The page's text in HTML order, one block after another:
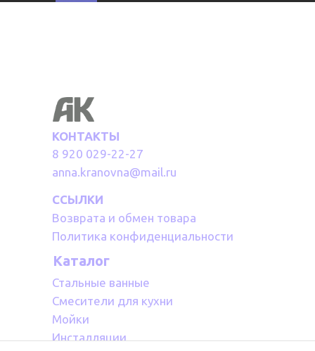
КОНТАКТЫ
8 920 029-22-27
anna.kranovna@mail.ru
ССЫЛКИ
Возврата и обмен товара
Политика конфиденциальности
Каталог
Стальные ванные
Смесители для кухни
Мойки
Инсталляции